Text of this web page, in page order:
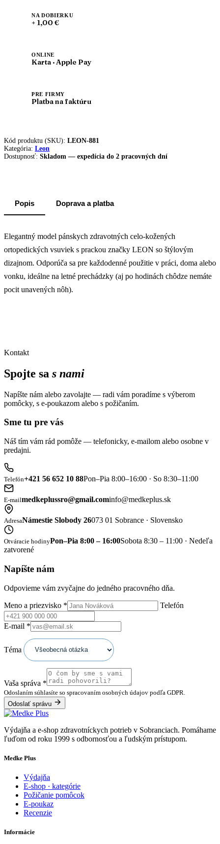
NA DOBIERKU
+ 1,00 €
ONLINE
Karta · Apple Pay
PRE FIRMY
Platba na faktúru
Kód produktu (SKU): LEON-881
Kategória: Leon
Dostupnosť: Skladom — expedícia do 2 pracovných dní
Popis Doprava a platba
Elegantný model pánskych zdravotných celo-kožených
ortopedických vsuviek s prackou značky LEON so štýlovým
dizajnom. Odporúča sa pre každodenné použitie v práci, doma alebo
vonku, ideálne na letné prechádzky (aj po hodinách chôdze nemáte
pocit unavených nôh).
Kontakt
Spojte sa s nami
Napíšte nám alebo zavolajte — radi vám poradíme s výberom
pomôcky, s e-poukazom alebo s požičaním.
Sme tu pre vás
Náš tím vám rád pomôže — telefonicky, e-mailom alebo osobne v
predajni.
Telefón+421 56 652 10 88Pon–Pia 8:00–16:00 · So 8:30–11:00
E-mailmedkeplussro@gmail.cominfo@medkeplus.sk
AdresaNámestie Slobody 26073 01 Sobrance · Slovensko
Otváracie hodinyPon–Pia 8:00 – 16:00Sobota 8:30 – 11:00 · Nedeľa
zatvorené
Napíšte nám
Odpovieme vám zvyčajne do jedného pracovného dňa.
Meno a priezvisko * Telefón
E-mail *
Téma
Vaša správa *
Odoslaním súhlasíte so spracovaním osobných údajov podľa GDPR.
Odoslať správu
Výdajňa a e-shop zdravotníckych potrieb v Sobranciach. Pomáhame
ľuďom od roku 1999 s odbornosťou a ľudským prístupom.
Medke Plus
Výdajňa
E-shop · kategórie
Požičanie pomôcok
E-poukaz
Recenzie
Informácie